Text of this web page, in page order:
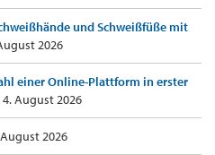
und Schweißfüße mit
2026
einer Online-Plattform in erster
4. August 2026
2026